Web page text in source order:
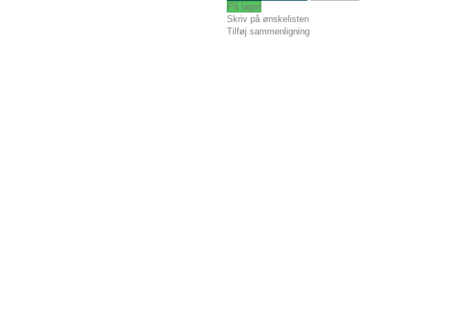
På lager
Skriv på ønskelisten
Tilføj sammenligning